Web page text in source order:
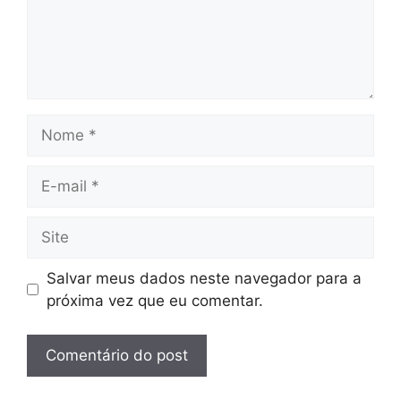
mail
Salvar meus dados neste navegador para a
próxima vez que eu comentar.